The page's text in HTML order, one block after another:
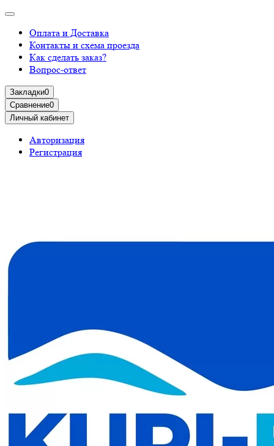
Оплата и Доставка
Контакты и схема проезда
Как сделать заказ?
Вопрос-ответ
Закладки0
Сравнение0
Личный кабинет
Авторизация
Регистрация